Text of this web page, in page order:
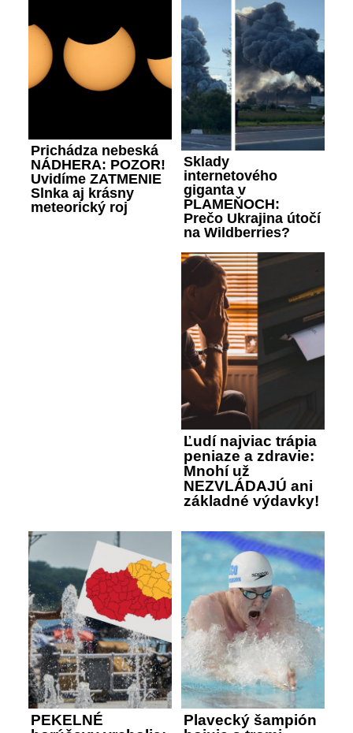
Prichádza nebeská
NÁDHERA: POZOR!
Uvidíme ZATMENIE
Slnka aj krásny
meteorický roj
Sklady
internetového
giganta v
PLAMEŇOCH:
Prečo Ukrajina útočí
na Wildberries?
Ľudí najviac trápia
peniaze a zdravie:
Mnohí už
NEZVLÁDAJÚ ani
základné výdavky!
PEKELNÉ
Plavecký šampión